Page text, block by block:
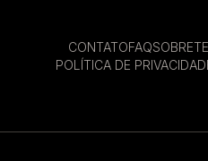
CONTATOFAQSOBRE
POLÍTICA DE